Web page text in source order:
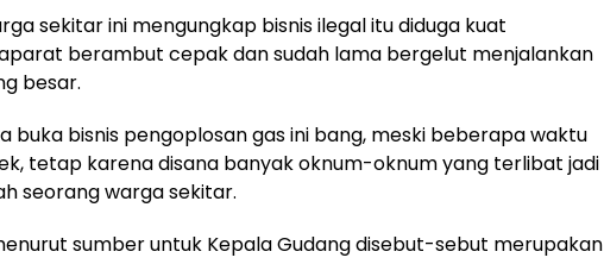
sekitar ini mengungkap bisnis ilegal itu diduga kuat
berambut cepak dan sudah lama bergelut menjalankan
besar.
buka bisnis pengoplosan gas ini bang, meski beberapa waktu
tetap karena disana banyak oknum-oknum yang terlibat jadi
seorang warga sekitar.
sumber untuk Kepala Gudang disebut-sebut merupakan